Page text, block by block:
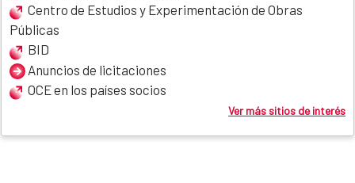
Centro de Estudios y Experimentación de Obras
Públicas
BID
Anuncios de licitaciones
OCE en los países socios
Ver más sitios de interés